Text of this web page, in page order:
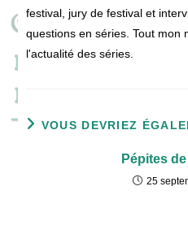
festival, jury de festival et
questions en séries. Tout mon
l'actualité des séries.
VOUS DEVRIEZ
Pépites
25